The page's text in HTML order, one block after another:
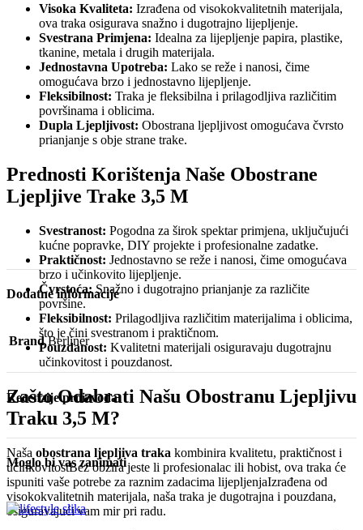
Visoka Kvaliteta: Izrađena od visokokvalitetnih materijala,
ova traka osigurava snažno i dugotrajno lijepljenje.
Svestrana Primjena: Idealna za lijepljenje papira, plastike,
tkanine, metala i drugih materijala.
Jednostavna Upotreba: Lako se reže i nanosi, čime
omogućava brzo i jednostavno lijepljenje.
Fleksibilnost: Traka je fleksibilna i prilagodljiva različitim
površinama i oblicima.
Dupla Ljepljivost: Obostrana ljepljivost omogućava čvrsto
prianjanje s obje strane trake.
Prednosti Korištenja Naše Obostrane
Ljepljive Trake 3,5 M
Svestranost: Pogodna za širok spektar primjena, uključujući
kućne popravke, DIY projekte i profesionalne zadatke.
Praktičnost: Jednostavno se reže i nanosi, čime omogućava
brzo i učinkovito lijepljenje.
Čvrstoća:Snažno i dugotrajno prianjanje za različite
površine.
Fleksibilnost: Prilagodljiva različitim materijalima i oblicima,
što je čini svestranom i praktičnom.
Pouzdanost: Kvalitetni materijali osiguravaju dugotrajnu
učinkovitost i pouzdanost.
Zašto Odabrati Našu Obostranu Ljepljivu
Traku 3,5 M?
Naša obostrana ljepljiva traka kombinira kvalitetu, praktičnost i
učinkovitostBez obzira jeste li profesionalac ili hobist, ova traka će
ispuniti vaše potrebe za raznim zadacima lijepljenjaIzrađena od
visokokvalitetnih materijala, naša traka je dugotrajna i pouzdana,
osiguravajući vam mir pri radu.
Dodatne informacije
Brand Berliner
Recenzije proizvoda
Moglo bi vas zanimati